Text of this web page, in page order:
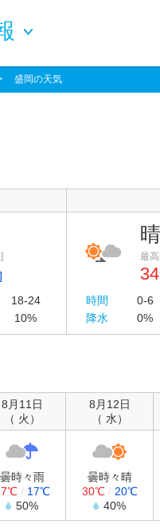
盛岡の天気
最
34
18-24
10%
時間
0-6
降水
0%
8月11日
（ 火）
8月12日
（ 水）
曇時々雨
/ 17℃
50%
曇時々晴
30℃/ 20℃
40%